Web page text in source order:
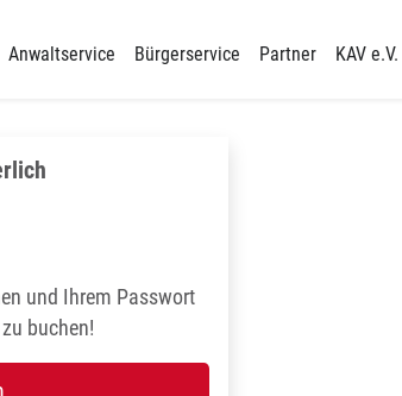
Anwaltservice Bürgerservice Partner KAV e.V.
und Ihrem Passwort
buchen!